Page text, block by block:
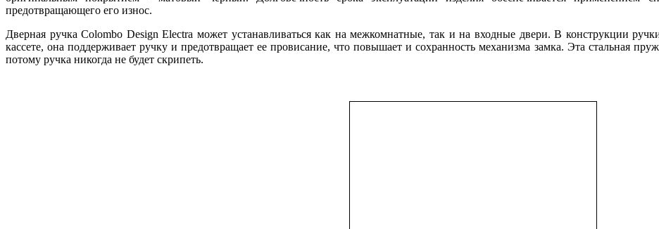
предотвращающего его износ.
Дверная ручка Colombo Design Electra может устанавливаться как на межкомнатные, так и на входные двери. В конструкции
кассете, она поддерживает ручку и предотвращает ее провисание, что повышает и сохранность механизма замка. Эта стальная
потому ручка никогда не будет скрипеть.